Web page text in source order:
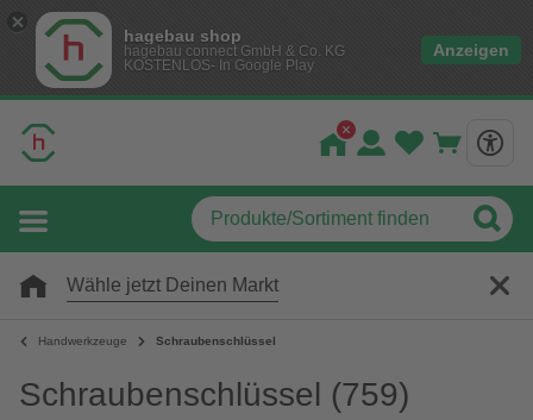
hagebau shop
hagebau connect GmbH & Co. KG
KOSTENLOS- In Google Play
Anzeigen
Wähle jetzt Deinen Markt
Handwerkzeuge Schraubenschlüssel
Schraubenschlüssel (759)